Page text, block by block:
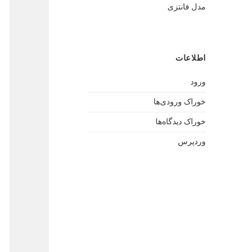
مدل فانتزی
اطلاعات
ورود
خوراک ورودی‌ها
خوراک دیدگاه‌ها
وردپرس